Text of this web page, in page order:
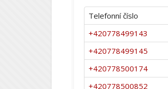
Telefonní číslo
+420778499143
+420778499145
+420778500174
+420778500852